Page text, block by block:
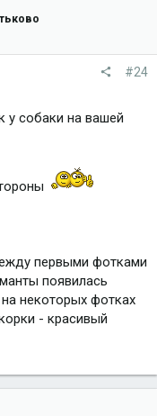
#24
у собаки на вашей
первыми фотками
появилась
некоторых фотках
- красивый